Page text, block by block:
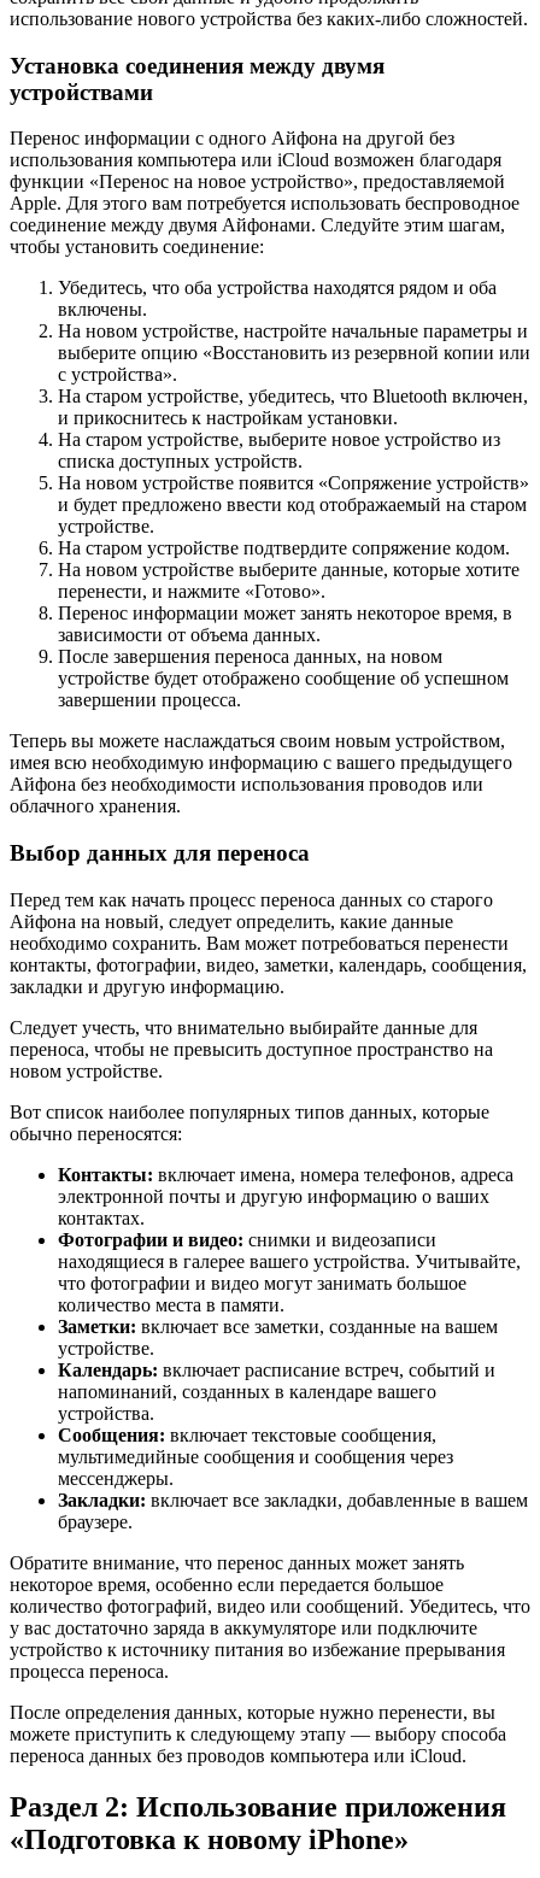
использование нового устройства без каких-либо сложностей.
Установка соединения между двумя
устройствами
Перенос информации с одного Айфона на другой без
использования компьютера или iCloud возможен благодаря
функции «Перенос на новое устройство», предоставляемой
Apple. Для этого вам потребуется использовать беспроводное
соединение между двумя Айфонами. Следуйте этим шагам,
чтобы установить соединение:
Убедитесь, что оба устройства находятся рядом и оба
включены.
На новом устройстве, настройте начальные параметры и
выберите опцию «Восстановить из резервной копии или
с устройства».
На старом устройстве, убедитесь, что Bluetooth включен,
и прикоснитесь к настройкам установки.
На старом устройстве, выберите новое устройство из
списка доступных устройств.
На новом устройстве появится «Сопряжение устройств»
и будет предложено ввести код отображаемый на старом
устройстве.
На старом устройстве подтвердите сопряжение кодом.
На новом устройстве выберите данные, которые хотите
перенести, и нажмите «Готово».
Перенос информации может занять некоторое время, в
зависимости от объема данных.
После завершения переноса данных, на новом
устройстве будет отображено сообщение об успешном
завершении процесса.
Теперь вы можете наслаждаться своим новым устройством,
имея всю необходимую информацию с вашего предыдущего
Айфона без необходимости использования проводов или
облачного хранения.
Выбор данных для переноса
Перед тем как начать процесс переноса данных со старого
Айфона на новый, следует определить, какие данные
необходимо сохранить. Вам может потребоваться перенести
контакты, фотографии, видео, заметки, календарь, сообщения,
закладки и другую информацию.
Следует учесть, что внимательно выбирайте данные для
переноса, чтобы не превысить доступное пространство на
новом устройстве.
Вот список наиболее популярных типов данных, которые
обычно переносятся:
Контакты: включает имена, номера телефонов, адреса
электронной почты и другую информацию о ваших
контактах.
Фотографии и видео: снимки и видеозаписи
находящиеся в галерее вашего устройства. Учитывайте,
что фотографии и видео могут занимать большое
количество места в памяти.
Заметки: включает все заметки, созданные на вашем
устройстве.
Календарь: включает расписание встреч, событий и
напоминаний, созданных в календаре вашего
устройства.
Сообщения: включает текстовые сообщения,
мультимедийные сообщения и сообщения через
мессенджеры.
Закладки: включает все закладки, добавленные в вашем
браузере.
Обратите внимание, что перенос данных может занять
некоторое время, особенно если передается большое
количество фотографий, видео или сообщений. Убедитесь, что
у вас достаточно заряда в аккумуляторе или подключите
устройство к источнику питания во избежание прерывания
процесса переноса.
После определения данных, которые нужно перенести, вы
можете приступить к следующему этапу — выбору способа
переноса данных без проводов компьютера или iCloud.
Раздел 2: Использование приложения
«Подготовка к новому iPhone»